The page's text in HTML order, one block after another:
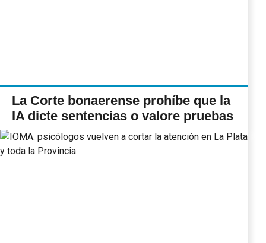
La Corte bonaerense prohíbe que la
IA dicte sentencias o valore pruebas